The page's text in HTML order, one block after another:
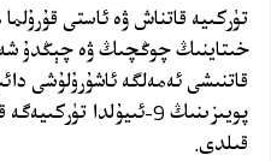
تۈركىيە قاتناش ۋە ئاستى قۇرۇلما
خىتاينىڭ چوڭچىڭ ۋە چېڭدۇ
قاتنىشى ئەمەلگە ئاشۇرۇلۇشى
پويىزىنىڭ 9-ئىيۇلدا
قىلدى.